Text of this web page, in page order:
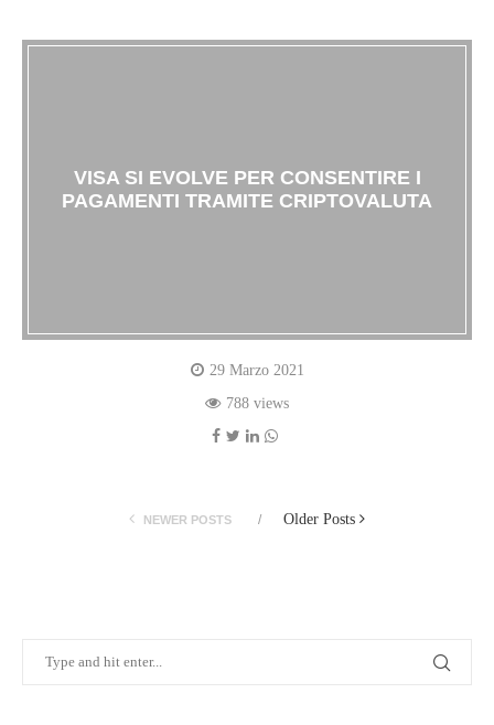
VISA SI EVOLVE PER CONSENTIRE I
PAGAMENTI TRAMITE CRIPTOVALUTA
29 Marzo 2021
788 views
NEWER POSTS Older Posts